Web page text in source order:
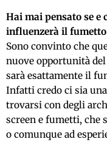
Hai mai pensato se
influenzerà il fumetto
Sono convinto che
nuove opportunità
sarà esattamente il
Infatti credo ci sia
trovarsi con degli
screen e fumetti, che
o comunque ad